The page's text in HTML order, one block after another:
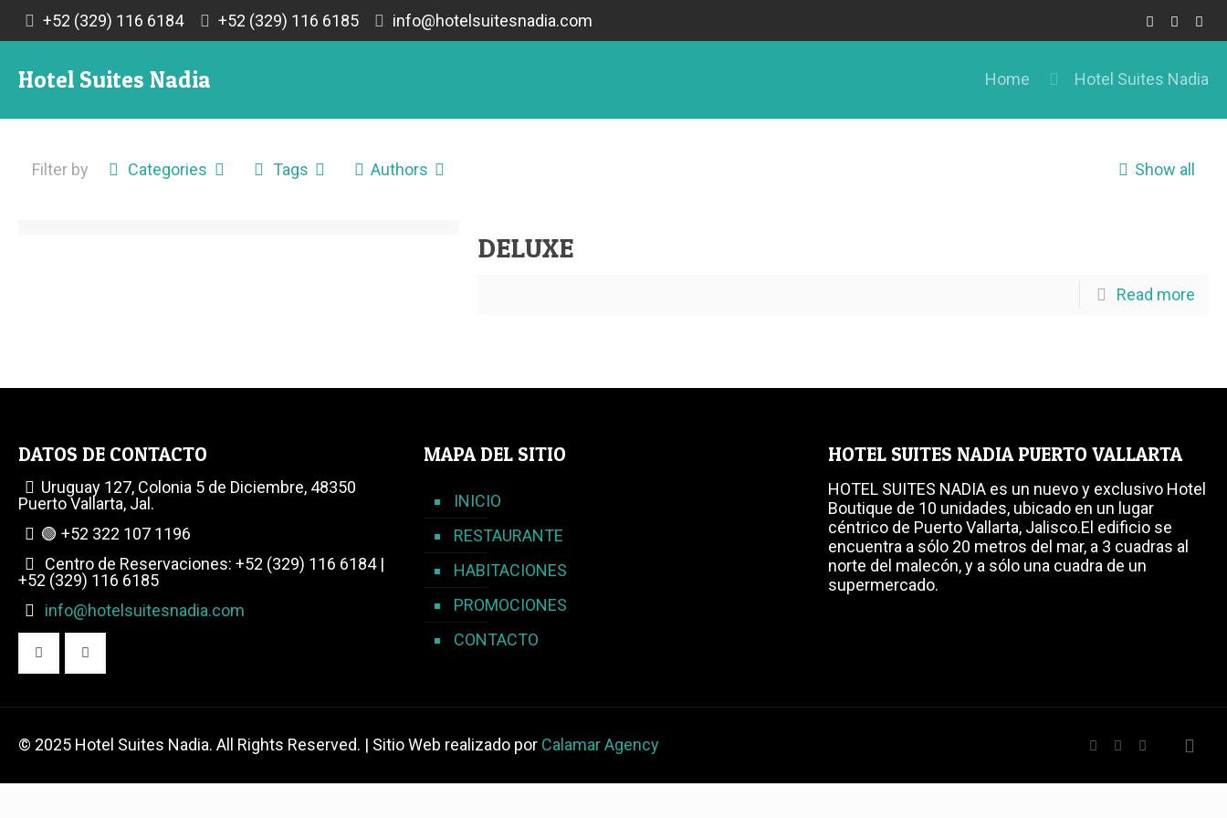
+52 (329) 116 6184 +52 (329) 116 6185 info@hotelsuitesnadia.com
Hotel Suites Nadia Home Hotel Suites Nadia
Filter by Categories Tags Authors Show all
DELUXE
Read more
DATOS DE CONTACTO
Uruguay 127, Colonia 5 de Diciembre, 48350
Puerto Vallarta, Jal.
🟢 +52 322 107 1196
Centro de Reservaciones: +52 (329) 116 6184 |
+52 (329) 116 6185
info@hotelsuitesnadia.com
MAPA DEL SITIO
INICIO
RESTAURANTE
HABITACIONES
PROMOCIONES
CONTACTO
HOTEL SUITES NADIA PUERTO VALLARTA
HOTEL SUITES NADIA es un nuevo y exclusivo Hotel
Boutique de 10 unidades, ubicado en un lugar
céntrico de Puerto Vallarta, Jalisco.El edificio se
encuentra a sólo 20 metros del mar, a 3 cuadras al
norte del malecón, y a sólo una cuadra de un
supermercado.
© 2025 Hotel Suites Nadia. All Rights Reserved. | Sitio Web realizado por Calamar Agency